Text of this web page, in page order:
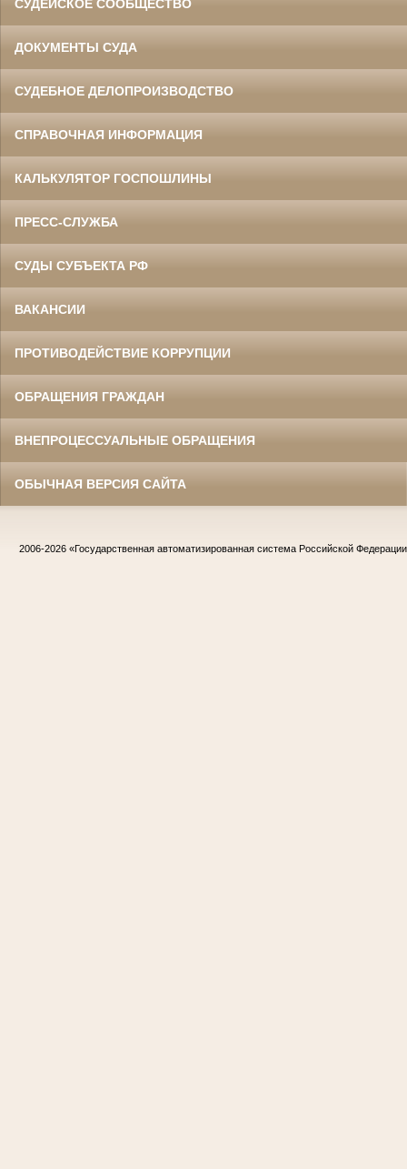
СУДЕЙСКОЕ СООБЩЕСТВО
ДОКУМЕНТЫ СУДА
СУДЕБНОЕ ДЕЛОПРОИЗВОДСТВО
СПРАВОЧНАЯ ИНФОРМАЦИЯ
КАЛЬКУЛЯТОР ГОСПОШЛИНЫ
ПРЕСС-СЛУЖБА
СУДЫ СУБЪЕКТА РФ
ВАКАНСИИ
ПРОТИВОДЕЙСТВИЕ КОРРУПЦИИ
ОБРАЩЕНИЯ ГРАЖДАН
ВНЕПРОЦЕССУАЛЬНЫЕ ОБРАЩЕНИЯ
ОБЫЧНАЯ ВЕРСИЯ САЙТА
2006-2026 «Государственная автоматизированная система Российской